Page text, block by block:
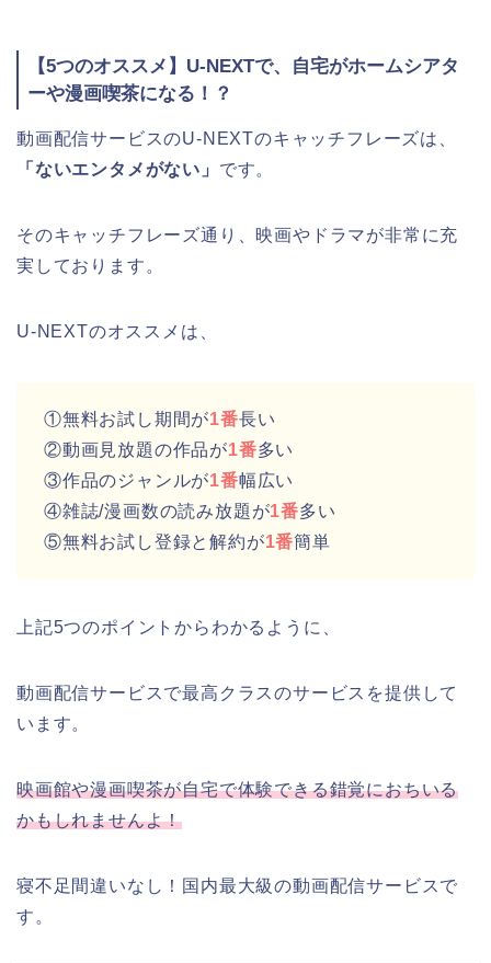
【5つのオススメ】U-NEXTで、自宅がホームシアタ
ーや漫画喫茶になる！？
動画配信サービスのU-NEXTのキャッチフレーズは、
「ないエンタメがない」 です。
そのキャッチフレーズ通り、映画やドラマが非常に充
実しております。
U-NEXTのオススメは、
①無料お試し期間が1番長い
②動画見放題の作品が1番多い
③作品のジャンルが1番幅広い
④雑誌/漫画数の読み放題が1番多い
⑤無料お試し登録と解約が1番簡単
上記5つのポイントからわかるように、
動画配信サービスで最高クラスのサービスを提供して
います。
映画館や漫画喫茶が自宅で体験できる錯覚におちいる
かもしれませんよ！
寝不足間違いなし！国内最大級の動画配信サービスで
す。